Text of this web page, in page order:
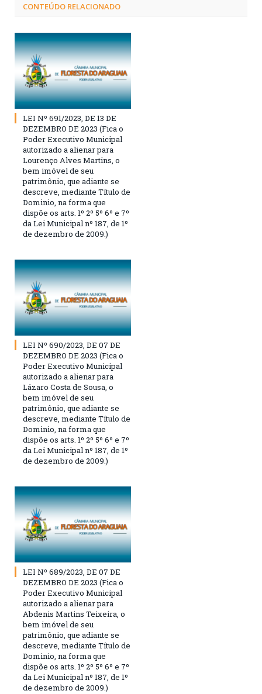
CONTEÚDO RELACIONADO
LEI Nº 691/2023, DE 13 DE
DEZEMBRO DE 2023 (Fica o
Poder Executivo Municipal
autorizado a alienar para
Lourenço Alves Martins, o
bem imóvel de seu
patrimônio, que adiante se
descreve, mediante Título de
Dominio, na forma que
dispõe os arts. 1º 2º 5º 6º e 7º
da Lei Municipal nº 187, de 1º
de dezembro de 2009.)
LEI Nº 690/2023, DE 07 DE
DEZEMBRO DE 2023 (Fica o
Poder Executivo Municipal
autorizado a alienar para
Lázaro Costa de Sousa, o
bem imóvel de seu
patrimônio, que adiante se
descreve, mediante Título de
Dominio, na forma que
dispõe os arts. 1º 2º 5º 6º e 7º
da Lei Municipal nº 187, de 1º
de dezembro de 2009.)
LEI Nº 689/2023, DE 07 DE
DEZEMBRO DE 2023 (Fica o
Poder Executivo Municipal
autorizado a alienar para
Abdenis Martins Teixeira, o
bem imóvel de seu
patrimônio, que adiante se
descreve, mediante Título de
Dominio, na forma que
dispõe os arts. 1º 2º 5º 6º e 7º
da Lei Municipal nº 187, de 1º
de dezembro de 2009.)